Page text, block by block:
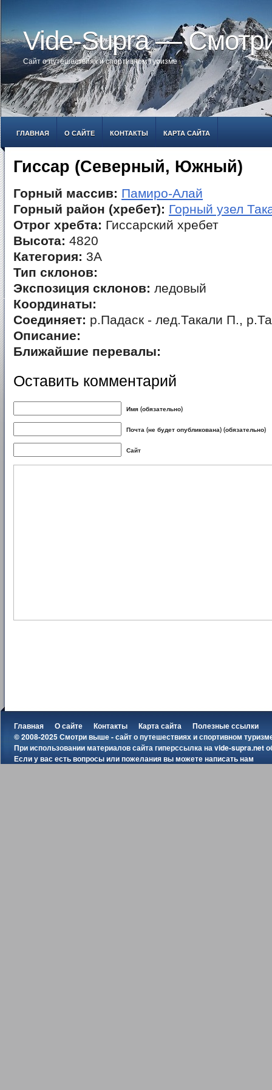
Vide-Supra —
Сайт о путешествиях и спортивном туризме
ГЛАВНАЯ О САЙТЕ КОНТАКТЫ КАРТА САЙТА
Гиссар (Северный, Южный)
Горный массив: Памиро-Алай
Горный район (хребет): Горный узел
Отрог хребта: Гиссарский хребет
Высота: 4820
Категория: 3А
Тип склонов:
Экспозиция склонов: ледовый
Координаты:
Соединяет: р.Падаск - лед.Такали П.,
Описание:
Ближайшие перевалы:
Оставить комментарий
Имя (обязательно)
Почта (не будет опубликована) (обязательно)
Сайт
Главная О сайте Контакты Карта сайта
Полезные ссылки
© 2008-2025 Смотри выше - сайт о путешествиях и спортивном
При использовании материалов сайта гиперссылка наvide-supra.net
Если у вас есть вопросы или пожелания вы можетенаписать нам